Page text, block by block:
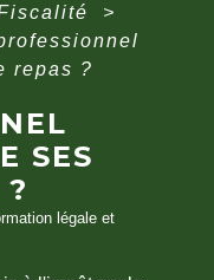
>
repas ?
SES
?
légale et